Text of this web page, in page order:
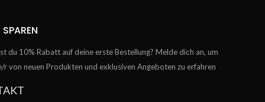
du 10% Rabatt auf deine erste Bestellung? Melde dich an, um
r von neuen Produkten und exklusiven Angeboten zu erfahren